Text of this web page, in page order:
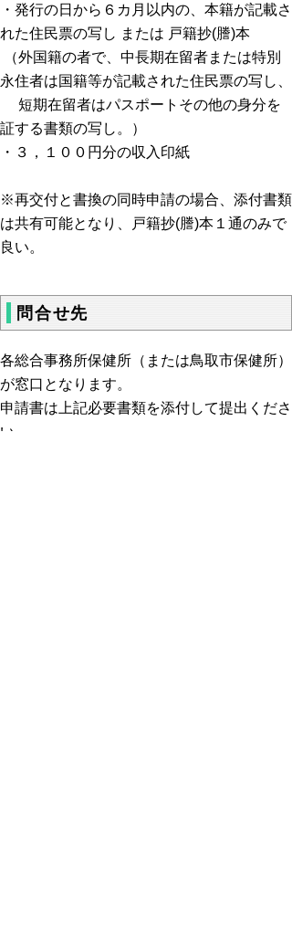
・発行の日から６カ月以内の、本籍が記載さ
れた住民票の写し または 戸籍抄(謄)本
（外国籍の者で、中長期在留者または特別
永住者は国籍等が記載された住民票の写し、
短期在留者はパスポートその他の身分を
証する書類の写し。）
・３，１００円分の収入印紙
※再交付と書換の同時申請の場合、添付書類
は共有可能となり、戸籍抄(謄)本１通のみで
良い。
問合せ先
各総合事務所保健所（または鳥取市保健所）
が窓口となります。
申請書は上記必要書類を添付して提出くださ
い。